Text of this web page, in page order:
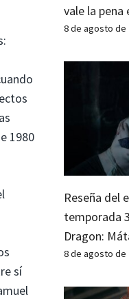
1980
sí
vale la pena
8 de agosto de
Reseña del
temporada
Dragon:
8 de agosto de